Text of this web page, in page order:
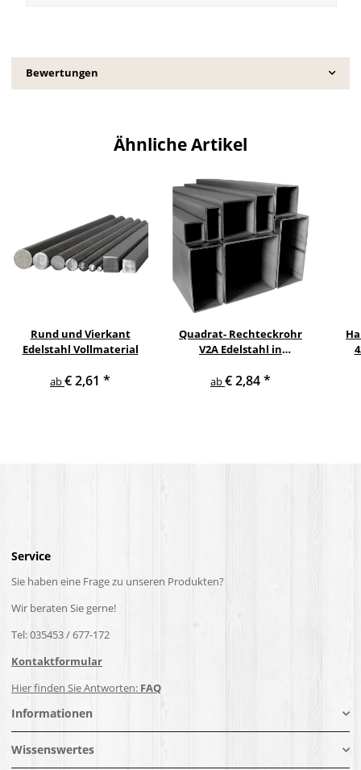
Bewertungen
Ähnliche Artikel
Rund und Vierkant
Edelstahl Vollmaterial
ab€ 2,61 *
Quadrat- Rechteckrohr
V2A Edelstahl in
Querschnitten und
ab€ 2,84*
Service
Sie haben eine Frage zu unseren Produkten?
Wir beraten Sie gerne!
Tel: 035453 / 677-172
Kontaktformular
Hier finden Sie Antworten: FAQ
Informationen
Wissenswertes